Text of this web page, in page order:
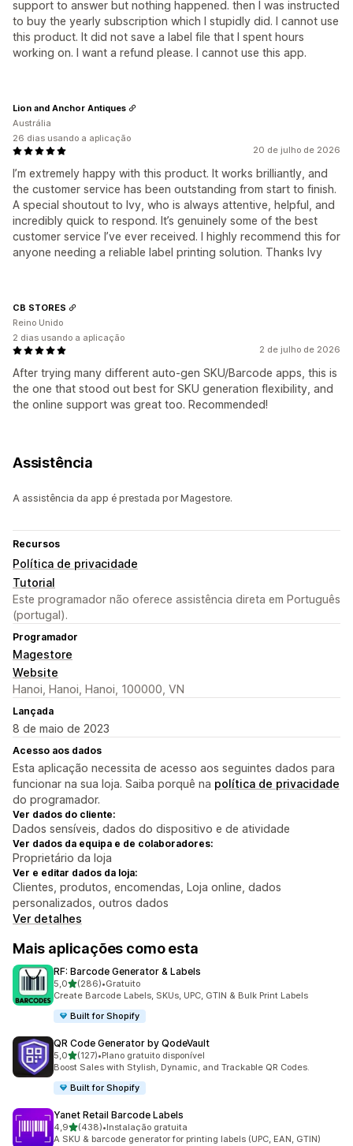
support to answer but nothing happened. then I was instructed
to buy the yearly subscription which I stupidly did. I cannot use
this product. It did not save a label file that I spent hours
working on. I want a refund please. I cannot use this app.
20 de julho de 2026
I’m extremely happy with this product. It works brilliantly, and
the customer service has been outstanding from start to finish.
A special shoutout to Ivy, who is always attentive, helpful, and
incredibly quick to respond. It’s genuinely some of the best
customer service I’ve ever received. I highly recommend this for
anyone needing a reliable label printing solution. Thanks Ivy
Lion and Anchor Antiques
Austrália
26 dias usando a aplicação
2 de julho de 2026
After trying many different auto-gen SKU/Barcode apps, this is
the one that stood out best for SKU generation flexibility, and
the online support was great too. Recommended!
CB STORES
Reino Unido
2 dias usando a aplicação
Assistência
A assistência da app é prestada por Magestore.
Recursos
Política de privacidade
Tutorial
Este programador não oferece assistência direta em Português
(portugal).
Programador
Magestore
Website
Hanoi, Hanoi, Hanoi, 100000, VN
Lançada
8 de maio de 2023
Acesso aos dados
Esta aplicação necessita de acesso aos seguintes dados para
funcionar na sua loja. Saiba porquê na política de privacidade
do programador.
Ver dados do cliente:
Dados sensíveis, dados do dispositivo e de atividade
Ver dados da equipa e de colaboradores:
Proprietário da loja
Ver e editar dados da loja:
Clientes, produtos, encomendas, Loja online, dados
personalizados, outros dados
Ver detalhes
Mais aplicações como esta
RF: Barcode Generator & Labels
5,0de 5 estrelas
(286)
286 total de avaliações
•Gratuito
Create Barcode Labels, SKUs, UPC, GTIN & Bulk Print Labels
Built for Shopify
QR Code Generator by QodeVault
5,0de 5 estrelas
(127)
127 total de avaliações
•Plano gratuito disponível
Boost Sales with Stylish, Dynamic, and Trackable QR Codes.
Built for Shopify
Yanet Retail Barcode Labels
4,9de 5 estrelas
(438)
438 total de avaliações
•Instalação gratuita
A SKU & barcode generator for printing labels (UPC, EAN, GTIN)